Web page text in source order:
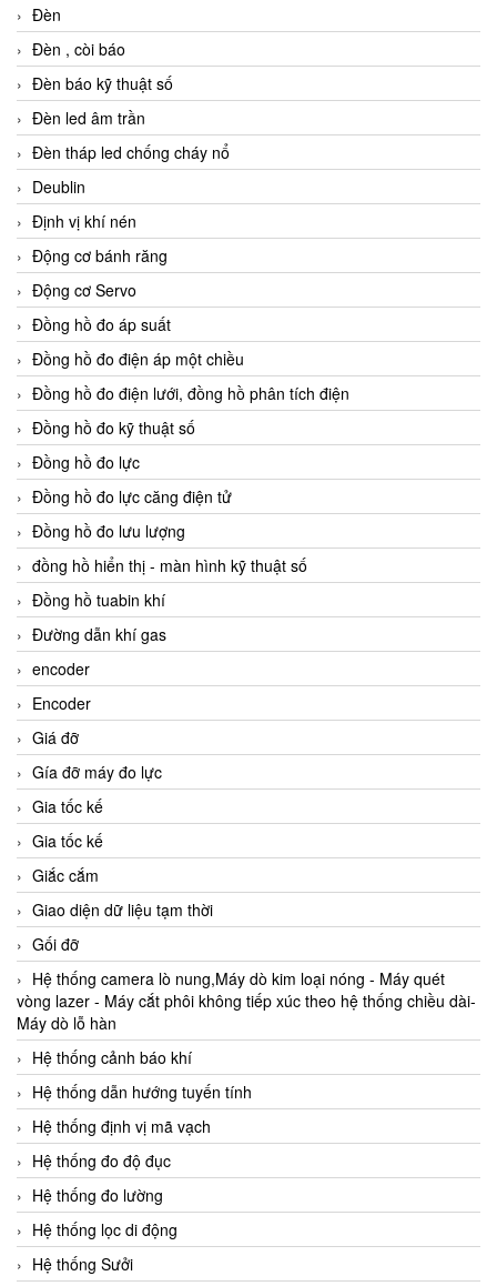
Đèn
Đèn , còi báo
Đèn báo kỹ thuật số
Đèn led âm trần
Đèn tháp led chống cháy nổ
Deublin
Định vị khí nén
Động cơ bánh răng
Động cơ Servo
Đồng hồ đo áp suất
Đồng hồ đo điện áp một chiều
Đồng hồ đo điện lưới, đồng hồ phân tích điện
Đồng hồ đo kỹ thuật số
Đồng hồ đo lực
Đồng hồ đo lực căng điện tử
Đồng hồ đo lưu lượng
đồng hồ hiển thị - màn hình kỹ thuật số
Đồng hồ tuabin khí
Đường dẫn khí gas
encoder
Encoder
Giá đỡ
Gía đỡ máy đo lực
Gia tốc kế
Gia tốc kế
Giắc cắm
Giao diện dữ liệu tạm thời
Gối đỡ
Hệ thống camera lò nung,Máy dò kim loại nóng - Máy quét
vòng lazer - Máy cắt phôi không tiếp xúc theo hệ thống chiều dài-
Máy dò lỗ hàn
Hệ thống cảnh báo khí
Hệ thống dẫn hướng tuyến tính
Hệ thống định vị mã vạch
Hệ thống đo độ đục
Hệ thống đo lường
Hệ thống lọc di động
Hệ thống Sưởi